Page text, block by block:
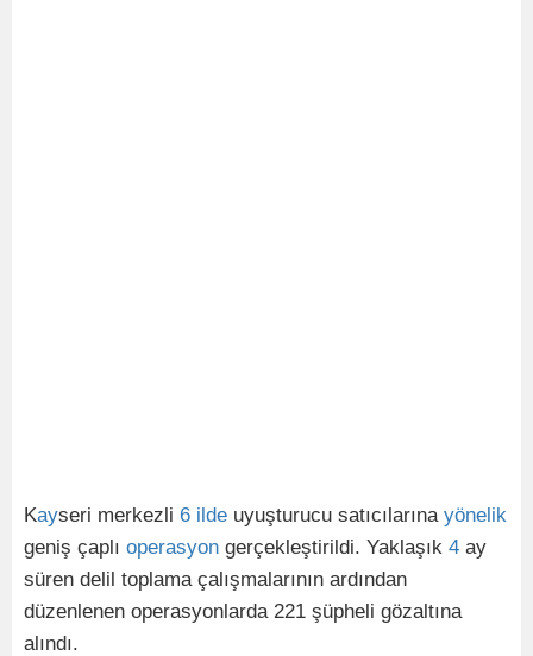
Kayseri merkezli 6 ilde uyuşturucu satıcılarına yönelik
geniş çaplı operasyon gerçekleştirildi. Yaklaşık 4 ay
süren delil toplama çalışmalarının ardından
düzenlenen operasyonlarda 221 şüpheli gözaltına
alındı.